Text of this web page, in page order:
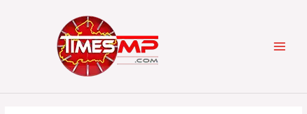
navigation